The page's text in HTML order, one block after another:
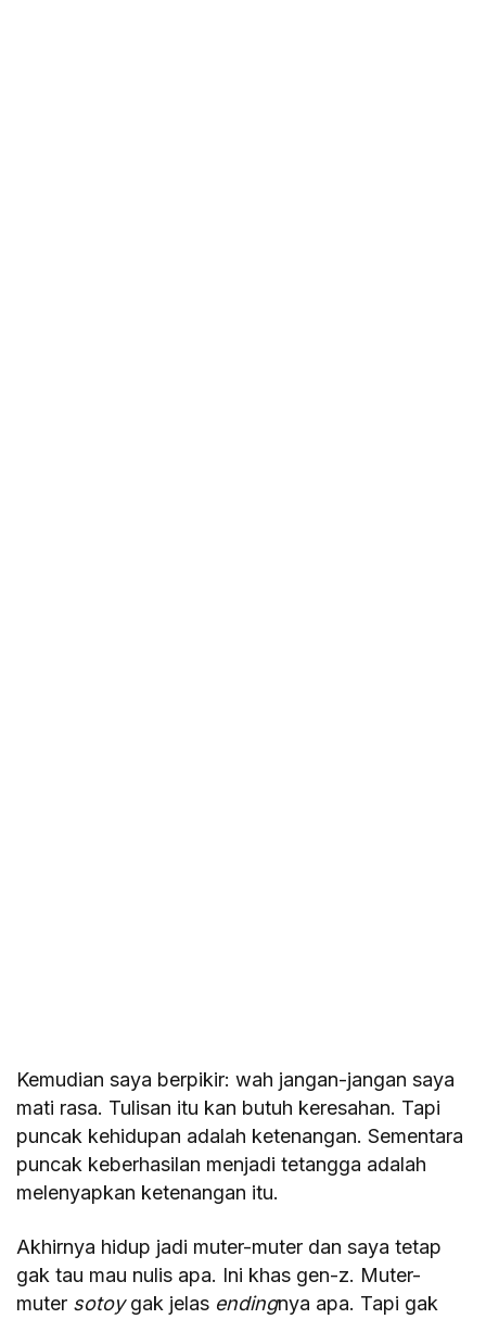
Kemudian saya berpikir: wah jangan-jangan saya
mati rasa. Tulisan itu kan butuh keresahan. Tapi
puncak kehidupan adalah ketenangan. Sementara
puncak keberhasilan menjadi tetangga adalah
melenyapkan ketenangan itu.
Akhirnya hidup jadi muter-muter dan saya tetap
gak tau mau nulis apa. Ini khas gen-z. Muter-
muter sotoygak jelas endingnya apa. Tapi gak